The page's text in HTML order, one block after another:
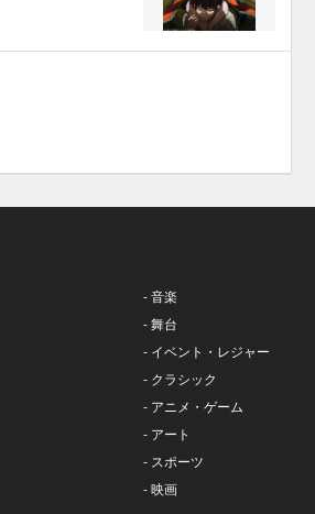
- 音楽
- 舞台
- イベント・レジャー
- クラシック
- アニメ・ゲーム
- アート
- スポーツ
- 映画